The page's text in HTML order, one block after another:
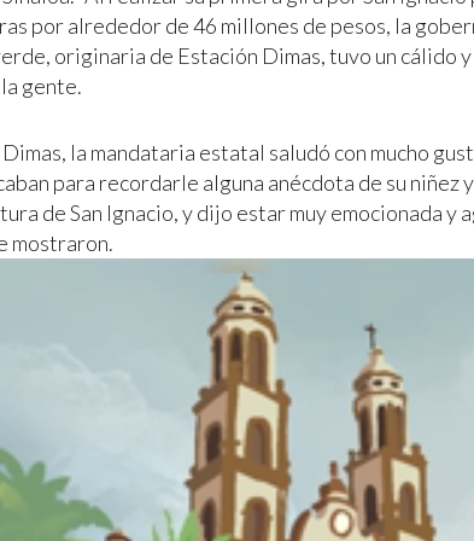
por alrededor de 46 millones de pesos, la
originaria de Estación Dimas, tuvo un cálido
gente.
la mandataria estatal saludó con mucho
para recordarle alguna anécdota de su niñez
de San Ignacio, y dijo estar muy emocionada y
mostraron.